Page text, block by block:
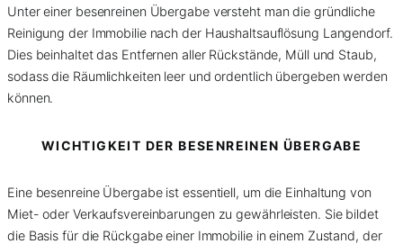
Unter einer besenreinen Übergabe versteht man die gründliche
Reinigung der Immobilie nach der Haushaltsauflösung Langendorf.
Dies beinhaltet das Entfernen aller Rückstände, Müll und Staub,
sodass die Räumlichkeiten leer und ordentlich übergeben werden
können.
WICHTIGKEIT DER BESENREINEN ÜBERGABE
Eine besenreine Übergabe ist essentiell, um die Einhaltung von
Miet- oder Verkaufsvereinbarungen zu gewährleisten. Sie bildet
die Basis für die Rückgabe einer Immobilie in einem Zustand, der